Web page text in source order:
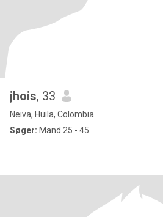
jhois, 33
Neiva, Huila, Colombia
Søger: Mand 25 - 45